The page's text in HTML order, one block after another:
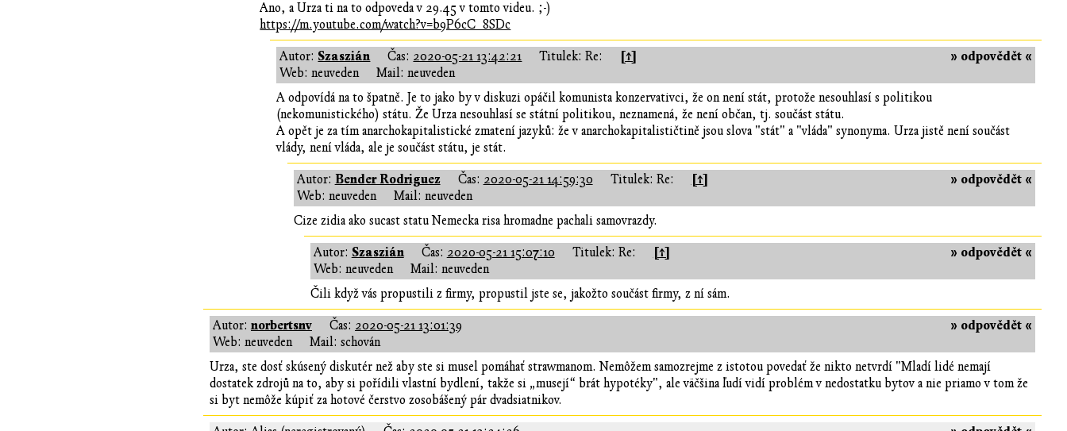
Ano, a Urza ti na to odpoveda v 29.45 v tomto videu. ;-)
https://m.youtube.com/watch?v=b9P6cC_8SDc
» odpovědět «
Autor: Szaszián Čas: 2020-05-21 13:42:21 Titulek: Re: [↑]
Web: neuveden
Mail: neuveden
A odpovídá na to špatně. Je to jako by v diskuzi opáčil komunista konzervativci, že on není stát, protože nesouhlasí s politikou
(nekomunistického) státu. Že Urza nesouhlasí se státní politikou, neznamená, že není občan, tj. součást státu.
A opět je za tím anarchokapitalistické zmatení jazyků: že v anarchokapitalističtině jsou slova "stát" a "vláda" synonyma. Urza jistě není součást
vlády, není vláda, ale je součást státu, je stát.
» odpovědět «
Autor: Bender Rodriguez Čas: 2020-05-21 14:59:30 Titulek: Re: [↑]
Web: neuveden
Mail: neuveden
Cize zidia ako sucast statu Nemecka risa hromadne pachali samovrazdy.
» odpovědět «
Autor: Szaszián Čas: 2020-05-21 15:07:10 Titulek: Re: [↑]
Web: neuveden
Mail: neuveden
Čili když vás propustili z firmy, propustil jste se, jakožto součást firmy, z ní sám.
» odpovědět «
Autor:norbertsnv Čas: 2020-05-21 13:01:39
Web: neuveden
Mail: schován
Urza, ste dosť skúsený diskutér než aby ste si musel pomáhať strawmanom. Nemôžem samozrejme z istotou povedať že nikto netvrdí "Mladí lidé nemají
dostatek zdrojů na to, aby si pořídili vlastní bydlení, takže si „musejí“ brát hypotéky", ale väčšina ľudí vidí problém v nedostatku bytov a nie priamo v tom že
si byt nemôže kúpiť za hotové čerstvo zosobášený pár dvadsiatnikov.